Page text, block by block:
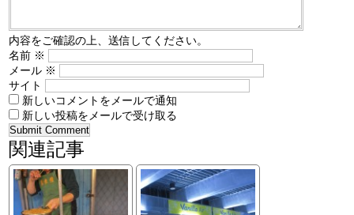
内容をご確認の上、送信してください。
名前 ※
メール ※
サイト
新しいコメントをメールで通知
新しい投稿をメールで受け取る
関連記事